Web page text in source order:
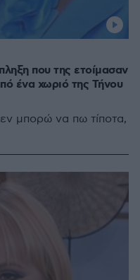
που της ετοίμασαν
ένα χωριό της Τήνου
μπορώ να πω τίποτα,